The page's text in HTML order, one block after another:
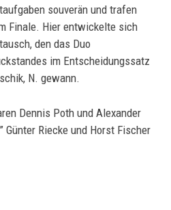
souverän und trafen
Finale. Hier entwickelte sich
den das Duo
im Entscheidungssatz
N. gewann.
Dennis Poth und Alexander
Günter Riecke und Horst Fischer